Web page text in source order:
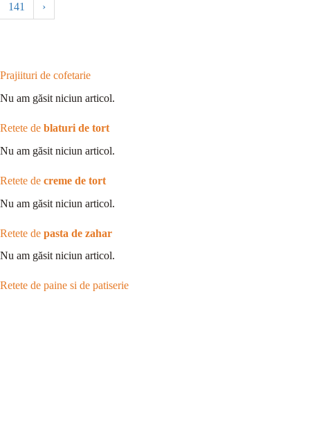
141 ›
Prajiituri de cofetarie
Nu am găsit niciun articol.
Retete de blaturi de tort
Nu am găsit niciun articol.
Retete de creme de tort
Nu am găsit niciun articol.
Retete de pasta de zahar
Nu am găsit niciun articol.
Retete de paine si de patiserie